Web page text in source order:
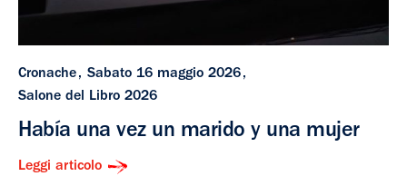
Cronache
Sabato 16 maggio 2026
Salone del Libro 2026
Había una vez un marido y una mujer
Leggi articolo